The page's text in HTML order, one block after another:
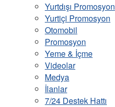
Yurtdışı Promosyon
Yurtiçi Promosyon
Otomobil
Promosyon
Yeme & İçme
Videolar
Medya
İlanlar
7/24 Destek Hattı